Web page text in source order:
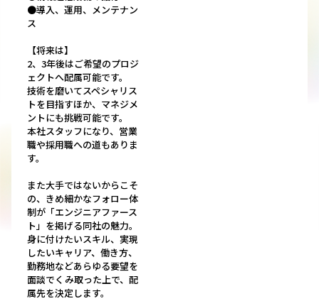
●導入、運用、メンテナン
ス
【将来は】
2、3年後はご希望のプロジ
ェクトへ配属可能です。
技術を磨いてスペシャリス
トを目指すほか、マネジメ
ントにも挑戦可能です。
本社スタッフになり、営業
職や採用職への道もありま
す。
また大手ではないからこそ
の、きめ細かなフォロー体
制が「エンジニアファース
ト」を掲げる同社の魅力。
身に付けたいスキル、実現
したいキャリア、働き方、
勤務地などあらゆる要望を
面談でくみ取った上で、配
属先を決定します。